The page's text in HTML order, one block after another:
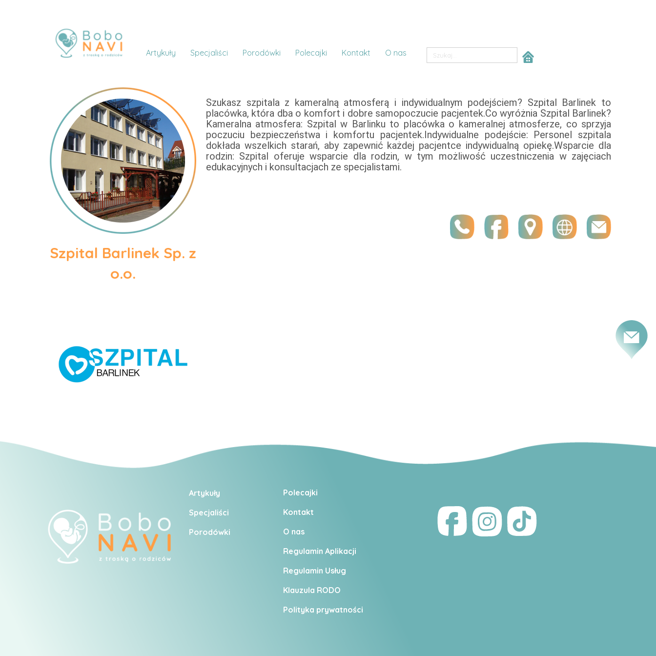
Artykuły Specjaliści Porodówki Polecajki Kontakt O nas
Szpital Barlinek Sp. z
o.o.
Szukasz szpitala z kameralną atmosferą i indywidualnym podejściem? Szpital Barlinek to
placówka, która dba o komfort i dobre samopoczucie pacjentek.Co wyróżnia Szpital Barlinek?
Kameralna atmosfera: Szpital w Barlinku to placówka o kameralnej atmosferze, co sprzyja
poczuciu bezpieczeństwa i komfortu pacjentek.Indywidualne podejście: Personel szpitala
dokłada wszelkich starań, aby zapewnić każdej pacjentce indywidualną opiekę.Wsparcie dla
rodzin: Szpital oferuje wsparcie dla rodzin, w tym możliwość uczestniczenia w zajęciach
edukacyjnych i konsultacjach ze specjalistami.
Artykuły
Specjaliści
Porodówki
Polecajki
Kontakt
O nas
Regulamin Aplikacji
Regulamin Usług
Klauzula RODO
Polityka prywatności